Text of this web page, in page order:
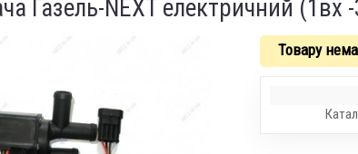
Газель-NEXT електричний (1вх
Товару